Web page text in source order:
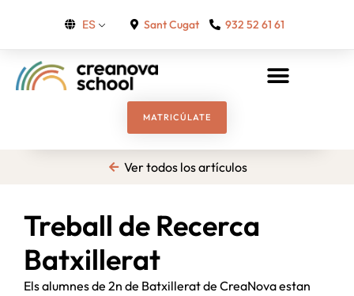
ES Sant Cugat 932 52 61 61
MATRICÚLATE
Ver todos los artículos
Treball de Recerca
Batxillerat
Els alumnes de 2n de Batxillerat de CreaNova estan